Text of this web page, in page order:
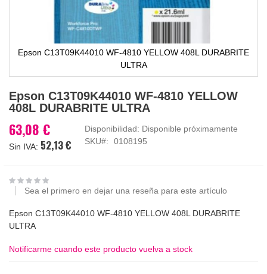
Epson C13T09K44010 WF-4810 YELLOW 408L DURABRITE
ULTRA
al
comienzo
la
galería
Epson C13T09K44010 WF-4810 YELLOW
408L DURABRITE ULTRA
63,08 €
52,13 €
Disponibilidad: Disponible próximamente
SKU
0108195
Sea el primero en dejar una reseña para este artículo
Epson C13T09K44010 WF-4810 YELLOW 408L DURABRITE
ULTRA
Notificarme cuando este producto vuelva a stock